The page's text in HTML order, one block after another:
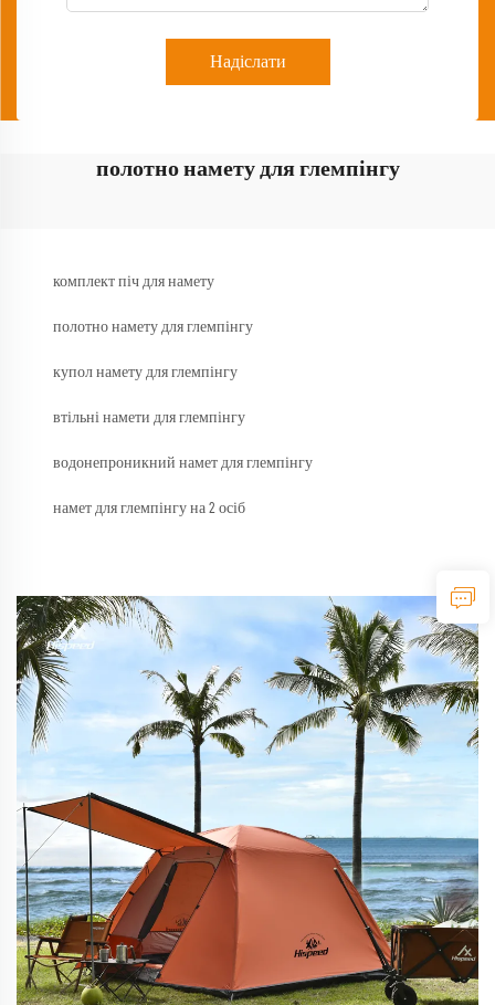
Надіслати
полотно намету для глемпінгу
комплект піч для намету
полотно намету для глемпінгу
купол намету для глемпінгу
втільні намети для глемпінгу
водонепроникний намет для глемпінгу
намет для глемпінгу на 2 осіб